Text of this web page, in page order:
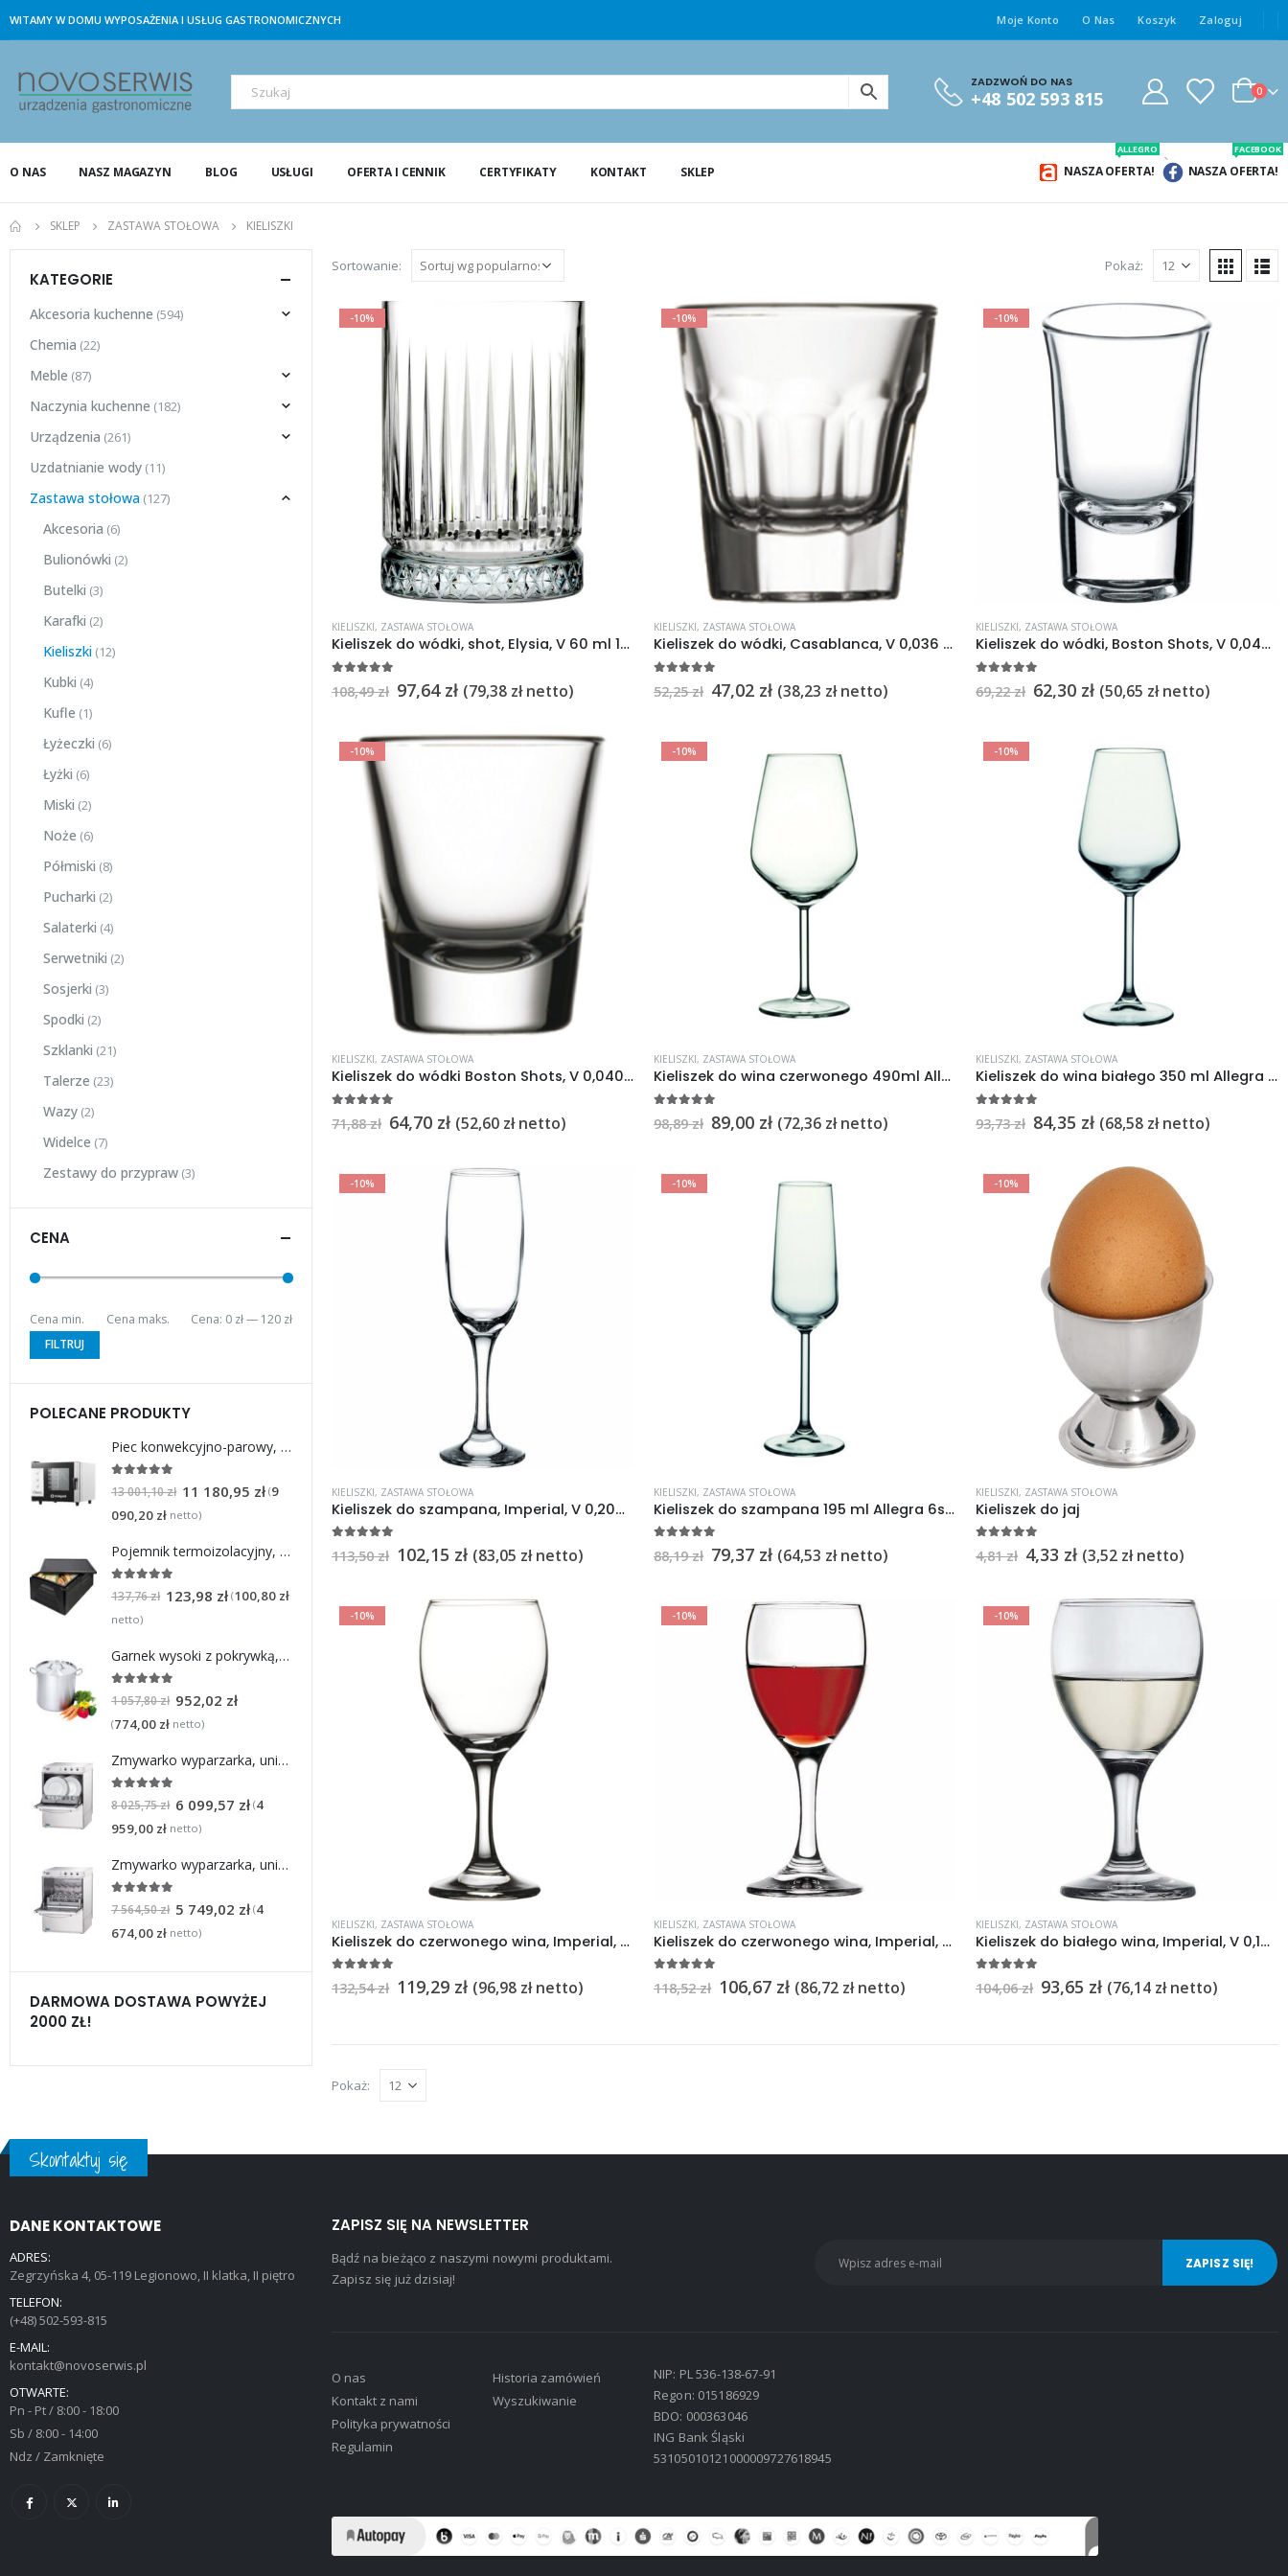
WITAMY W DOMU WYPOSAŻENIA I USŁUG GASTRONOMICZNYCH Moje Konto O Nas Koszyk Zaloguj
ZADZWOŃ DO NAS
+48 502 593 815 0
O NAS NASZ MAGAZYN BLOG USŁUGI OFERTA I CENNIK CERTYFIKATY KONTAKT SKLEP NASZA OFERTA!
ALLEGRO
NASZA OFERTA!
FACEBOOK
SKLEP ZASTAWA STOŁOWA KIELISZKI
Sortowanie: Pokaż:
-10%
KIELISZKI, ZASTAWA STOŁOWA
Kieliszek do wódki, shot, Elysia, V 60 ml 12szt.
108,49zł 97,64 zł (79,38 złnetto)
-10%
KIELISZKI, ZASTAWA STOŁOWA
Kieliszek do wódki, Casablanca, V 0,036 l 12szt.
52,25zł 47,02 zł (38,23 złnetto)
-10%
KIELISZKI, ZASTAWA STOŁOWA
Kieliszek do wódki, Boston Shots, V 0,040 l 12szt.
69,22zł 62,30 zł (50,65 złnetto)
-10%
KIELISZKI, ZASTAWA STOŁOWA
Kieliszek do wódki Boston Shots, V 0,040 l 12szt.
71,88zł 64,70 zł (52,60 złnetto)
-10%
KIELISZKI, ZASTAWA STOŁOWA
Kieliszek do wina czerwonego 490ml Allegra 6szt.
98,89zł 89,00 zł (72,36 złnetto)
-10%
KIELISZKI, ZASTAWA STOŁOWA
Kieliszek do wina białego 350 ml Allegra 6szt
93,73zł 84,35 zł (68,58 złnetto)
-10%
KIELISZKI, ZASTAWA STOŁOWA
Kieliszek do szampana, Imperial, V 0,200 l 12szt.
113,50zł 102,15 zł (83,05 złnetto)
-10%
KIELISZKI, ZASTAWA STOŁOWA
Kieliszek do szampana 195 ml Allegra 6szt.
88,19zł 79,37 zł (64,53 złnetto)
-10%
KIELISZKI, ZASTAWA STOŁOWA
Kieliszek do jaj
4,81zł 4,33 zł (3,52 złnetto)
-10%
KIELISZKI, ZASTAWA STOŁOWA
Kieliszek do czerwonego wina, Imperial, V 0,460 l 12szt.
132,54zł 119,29 zł (96,98 złnetto)
-10%
KIELISZKI, ZASTAWA STOŁOWA
Kieliszek do czerwonego wina, Imperial, V 0,260 l 12szt.
118,52zł 106,67 zł (86,72 złnetto)
-10%
KIELISZKI, ZASTAWA STOŁOWA
Kieliszek do białego wina, Imperial, V 0,190 l 12szt.
104,06zł 93,65 zł (76,14 złnetto)
Pokaż:
KATEGORIE
Akcesoria kuchenne (594)
Chemia (22)
Meble (87)
Naczynia kuchenne (182)
Urządzenia (261)
Uzdatnianie wody (11)
Zastawa stołowa (127)
Akcesoria (6)
Bulionówki (2)
Butelki (3)
Karafki (2)
Kieliszki (12)
Kubki (4)
Kufle (1)
Łyżeczki (6)
Łyżki (6)
Miski (2)
Noże (6)
Półmiski (8)
Pucharki (2)
Salaterki (4)
Serwetniki (2)
Sosjerki (3)
Spodki (2)
Szklanki (21)
Talerze (23)
Wazy (2)
Widelce (7)
Zestawy do przypraw (3)
CENA
Cena min.
Cena maks.
FILTRUJ
Cena: 0 zł— 120 zł
POLECANE PRODUKTY
Piec konwekcyjno-parowy, STALGAST ClassicCook, manualny, 5xGN1/1, P 7.75 kW
13 001,10zł 11 180,95 zł (9
090,20 zł netto)
Pojemnik termoizolacyjny, czarny, GN 1/1 230 mm
137,76zł 123,98 zł (100,80 zł
netto)
Garnek wysoki z pokrywką, stalowy, O 500 mm, V 98.2 l
1 057,80zł 952,02 zł
(774,00 zł netto)
Zmywarko wyparzarka, uniwersalna, dozownik płynu myjącego, pompa zrzutowa, P 3.4/4.9 kW, U 230/400 V
8 025,75zł 6 099,57 zł (4
959,00 zł netto)
Zmywarko wyparzarka, uniwersalna, dozownik płynu myjącego, P 3.4/4.9 kW, U 230/400 V
7 564,50zł 5 749,02 zł (4
674,00 zł netto)
DARMOWA DOSTAWA POWYŻEJ
2000 ZŁ!
Skontaktuj się
DANE KONTAKTOWE
ADRES:
Zegrzyńska 4, 05-119 Legionowo, II klatka, II piętro
TELEFON:
(+48) 502-593-815
E-MAIL:
kontakt@novoserwis.pl
OTWARTE:
Pn - Pt / 8:00 - 18:00
Sb / 8:00 - 14:00
Ndz / Zamknięte
ZAPISZ SIĘ NA NEWSLETTER
Bądź na bieżąco z naszymi nowymi produktami.
Zapisz się już dzisiaj!
O nas
Kontakt z nami
Polityka prywatności
Regulamin
Historia zamówień
Wyszukiwanie
NIP: PL 536-138-67-91
Regon: 015186929
BDO: 000363046
ING Bank Śląski
53105010121000009727618945